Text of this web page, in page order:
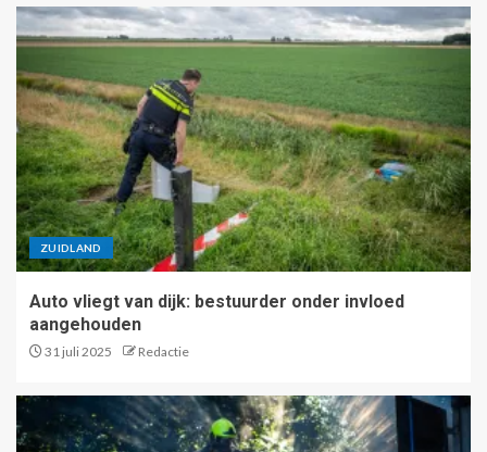
ZUIDLAND
Auto vliegt van dijk: bestuurder onder invloed
aangehouden
31 juli 2025 Redactie